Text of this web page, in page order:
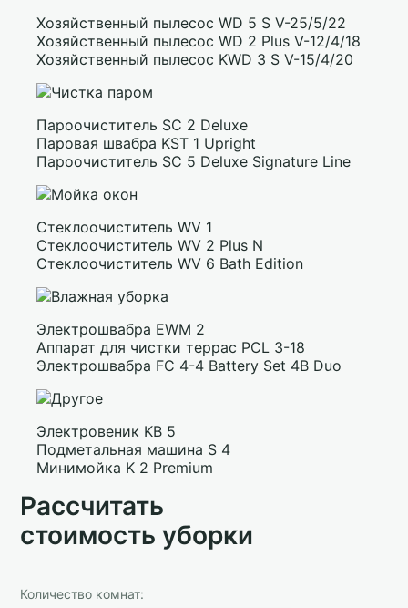
Хозяйственный пылесос WD 5 S V-25/5/22
Хозяйственный пылесос WD 2 Plus V-12/4/18
Хозяйственный пылесос KWD 3 S V-15/4/20
Пароочиститель SC 2 Deluxe
Паровая швабра KST 1 Upright
Пароочиститель SC 5 Deluxe Signature Line
Стеклоочиститель WV 1
Стеклоочиститель WV 2 Plus N
Стеклоочиститель WV 6 Bath Edition
Электрошвабра EWM 2
Аппарат для чистки террас PCL 3-18
Электрошвабра FC 4-4 Battery Set 4B Duo
Электровеник KB 5
Подметальная машина S 4
Минимойка K 2 Premium
Рассчитать
стоимость уборки
Количество комнат: